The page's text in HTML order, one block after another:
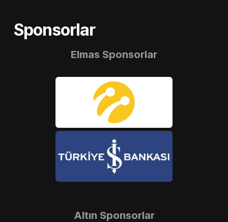
Sponsorlar
Elmas Sponsorlar
Altın Sponsorlar